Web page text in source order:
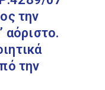
την
αόριστο.
την